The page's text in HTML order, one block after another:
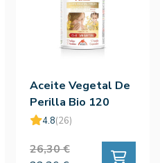
Aceite Vegetal De
Perilla Bio 120
Perlas - Intersa
4.8(26)
26,30 €